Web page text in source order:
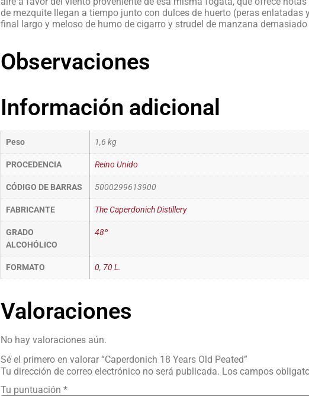
de mezquite llegan a tiempo junto con dulces de huerto (peras enlatadas
final largo y meloso de humo de cigarro y strudel de manzana demasiado
Observaciones
Información adicional
Peso 1,6 kg
PROCEDENCIA Reino Unido
CÓDIGO DE BARRAS 5000299613900
FABRICANTE The Caperdonich Distillery
GRADO
ALCOHÓLICO
48º
FORMATO 0, 70 L.
Valoraciones
No hay valoraciones aún.
Sé el primero en valorar “Caperdonich 18 Years Old Peated”
Tu dirección de correo electrónico no será publicada. Los campos
Tu puntuación *